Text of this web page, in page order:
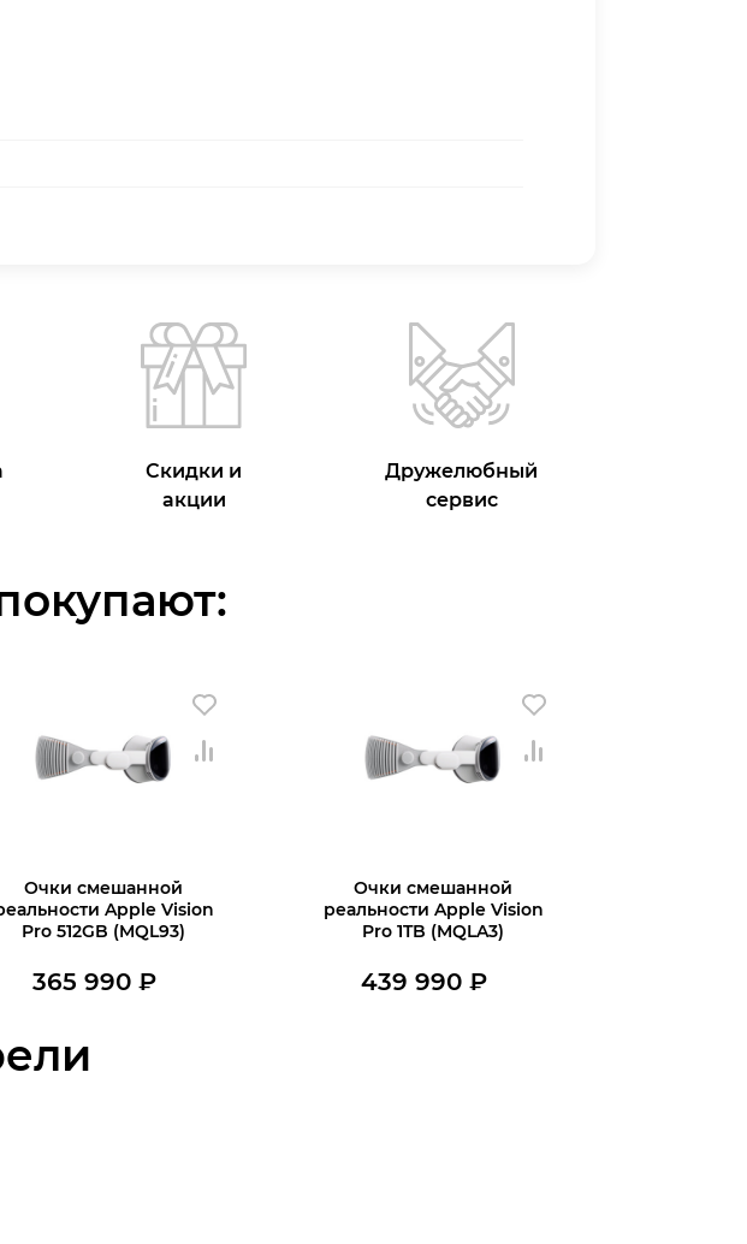
Скидки и
акции
Дружелюбный
сервис
Очки смешанной
Apple Vision
Pro 512GB (MQL93)
365 990₽
Очки смешанной
реальности Apple Vision
Pro 1TB (MQLA3)
439 990₽